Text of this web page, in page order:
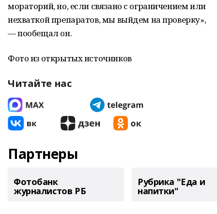
мораторий, но, если связано с ограничением или
нехваткой препаратов, мы выйдем на проверку»,
— пообещал он.
Фото из открытых источников
Читайте нас
Партнеры
Фотобанк
журналистов РБ
Рубрика "Еда и
напитки"